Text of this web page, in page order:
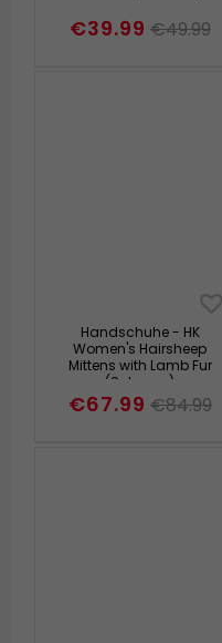
€39.99 €49.99
Handschuhe - HK
Women's Hairsheep
Mittens with Lamb Fur
(Schwarz)
€67.99 €84.99